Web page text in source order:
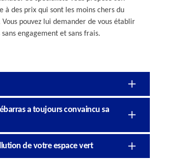
à des prix qui sont les moins chers du
Vous pouvez lui demander de vous établir
sans engagement et sans frais.
a toujours convaincu sa
de votre espace vert